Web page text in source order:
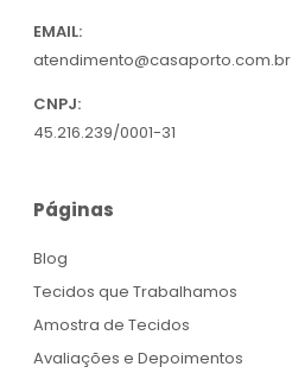
EMAIL:
atendimento@casaporto.com.br
CNPJ:
45.216.239/0001-31
Páginas
Blog
Tecidos que Trabalhamos
Amostra de Tecidos
Avaliações e Depoimentos